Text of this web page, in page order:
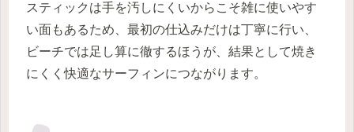
スティックは手を汚しにくいからこそ雑に使いやす
い面もあるため、最初の仕込みだけは丁寧に行い、
ビーチでは足し算に徹するほうが、結果として焼き
にくく快適なサーフィンにつながります。